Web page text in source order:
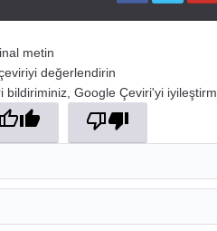
metin
değerlendirin
bildiriminiz, Google Çeviri'yi